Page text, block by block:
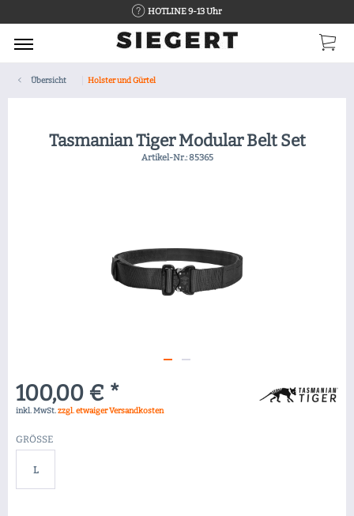
HOTLINE 9-13 Uhr
Übersicht Holster und Gürtel
Tasmanian Tiger Modular Belt Set
Artikel-Nr.:85365
100,00 € *
inkl. MwSt.zzgl. etwaiger Versandkosten
GRÖSSE
L